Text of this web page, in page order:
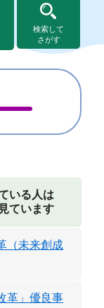
検索して
さがす
いる人は
ています
（未来創成
革」優良事